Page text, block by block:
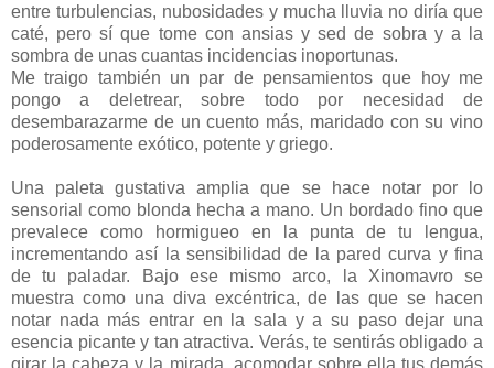
entre turbulencias, nubosidades y mucha lluvia no diría que
caté, pero sí que tome con ansias y sed de sobra y a la
sombra de unas cuantas incidencias inoportunas.
Me traigo también un par de pensamientos que hoy me
pongo a deletrear, sobre todo por necesidad de
desembarazarme de un cuento más, maridado con su vino
poderosamente exótico, potente y griego.
Una paleta gustativa amplia que se hace notar por lo
sensorial como blonda hecha a mano. Un bordado fino que
prevalece como hormigueo en la punta de tu lengua,
incrementando así la sensibilidad de la pared curva y fina
de tu paladar. Bajo ese mismo arco, la Xinomavro se
muestra como una diva excéntrica, de las que se hacen
notar nada más entrar en la sala y a su paso dejar una
esencia picante y tan atractiva. Verás, te sentirás obligado a
girar la cabeza y la mirada, acomodar sobre ella tus demás